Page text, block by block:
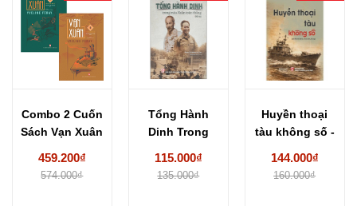
Combo 2 Cuốn
Sách Vạn Xuân
459.200₫
574.000₫
Tổng Hành
Dinh Trong
115.000₫
135.000₫
Huyền thoại
tàu không số -
144.000₫
160.000₫